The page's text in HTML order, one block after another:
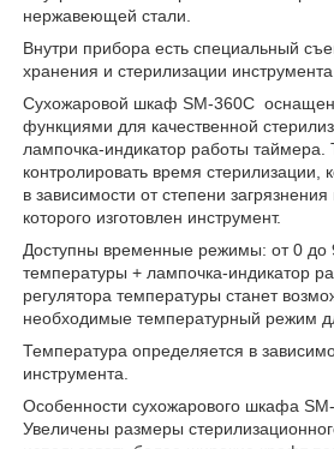
нержавеющей стали.
Внутри прибора есть специальный
хранения и стерилизации инструмента.
Сухожаровой шкаф SM-360C
функциями для качественной
лампочка-индикатор работы таймера.
контролировать время стерилизации,
в зависимости от степени
которого изготовлен инструмент.
Доступны временные режимы: от 0 до
температуры + лампочка-индикатор
регулятора температуры станет
необходимые температурный режим
Температура определяется в
инструмента.
Особенности сухожарового шкафа
Увеличены размеры